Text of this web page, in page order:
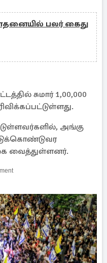
பலர் கைது
சுமார் 1,00,000
அங்கு
வைத்துள்ளனர்.